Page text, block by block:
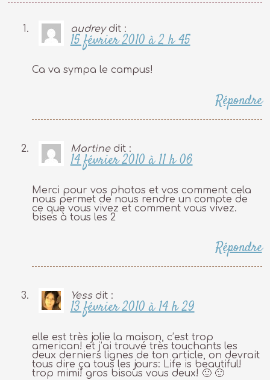
audrey dit :
15 février 2010 à 2 h 45
Ca va sympa le campus!
Répondre
Martine dit :
14 février 2010 à 11 h 06
Merci pour vos photos et vos comment cela
nous permet de nous rendre un compte de
ce que vous vivez et comment vous vivez.
bises à tous les 2
Répondre
Yess dit :
13 février 2010 à 14 h 29
elle est très jolie la maison, c’est trop
american! et j’ai trouvé très touchants les
deux derniers lignes de ton article, on devrait
tous dire ça tous les jours: Life is beautiful!
trop mimi! gros bisous vous deux! 🙂 🙂